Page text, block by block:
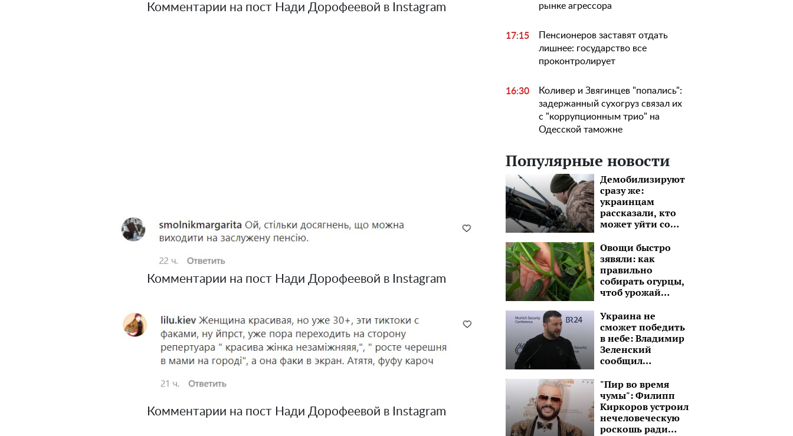
Комментарии на пост Нади Дорофеевой в Instagram
Комментарии на пост Нади Дорофеевой в Instagram
Комментарии на пост Нади Дорофеевой в Instagram
рынке агрессора
17:15
Пенсионеров заставят отдать
лишнее: государство все
проконтролирует
16:30
Коливер и Звягинцев "попались":
задержанный сухогруз связал их
с "коррупционным трио" на
Одесской таможне
Популярные новости
Демобилизируют
сразу же:
украинцам
рассказали, кто
может уйти со
Овощи быстро
зявяли: как
правильно
собирать огурцы,
чтоб урожай
можно дольше
Украина не
сможет победить
в небе: Владимир
Зеленский
сообщил
новость, F-16 не
хватит
"Пир во время
чумы": Филипп
Киркоров устроил
нечеловеческую
роскошь ради